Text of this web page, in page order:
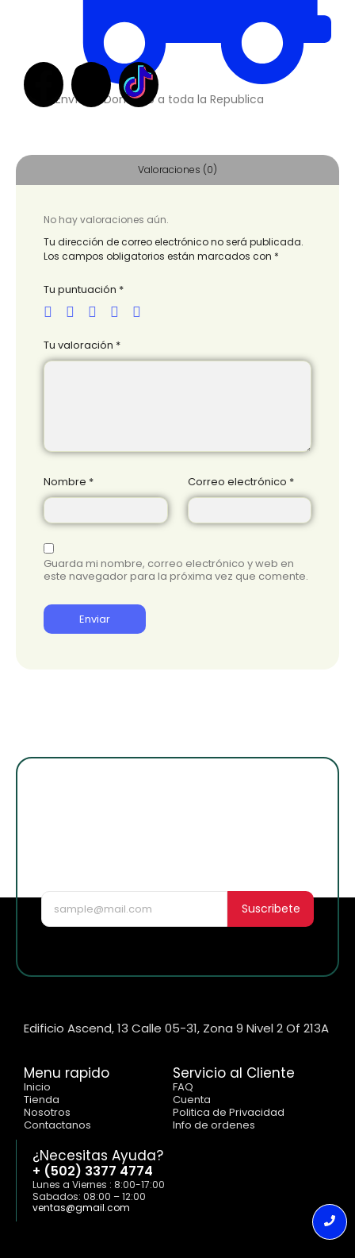
Envíos a Domicilio a toda la Republica
Valoraciones (0)
No hay valoraciones aún.
Tu dirección de correo electrónico no será publicada.
Los campos obligatorios están marcados con *
Tu puntuación *
Tu valoración *
Nombre * Correo electrónico *
Guarda mi nombre, correo electrónico y web en
este navegador para la próxima vez que comente.
Suscribete
Edificio Ascend, 13 Calle 05-31, Zona 9 Nivel 2 Of 213A
Menu rapido
Inicio
Tienda
Nosotros
Contactanos
Servicio al Cliente
FAQ
Cuenta
Politica de Privacidad
Info de ordenes
¿Necesitas Ayuda?
+ (502) 3377 4774
Lunes a Viernes : 8:00-17:00
Sabados: 08:00 – 12:00
ventas@gmail.com